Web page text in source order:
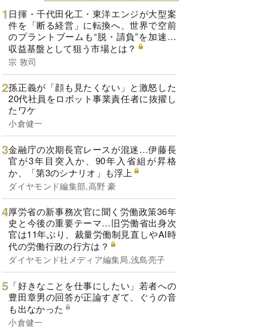
日揮・千代田化工・東洋エンジが大型案
件を「断る経営」に転換へ、世界で空前
のプラントブームも“脱・請負”を加速…
収益基盤として狙う市場とは？
宗 敦司
孫正義が「顔も見たくない」と激怒した
20代社員をロボット事業責任者に抜擢し
たワケ
小倉健一
金融庁の次期長官レースが混迷…伊藤長
官が3年目突入か、90年入省組が昇格
か、「第3のシナリオ」も浮上
ダイヤモンド編集部,高野 豪
厚労省の新事務次官に聞く労働政策36年
史と今後の重要テーマ…旧労働省出身次
官は11年ぶり、裁量労働制見直しやAI時
代の労働行政の行方は？
ダイヤモンド社メディア編集局,浅島亮子
「好きなことを仕事にしたい」若者への
豊田章男の回答が正論すぎて、ぐうの音
も出なかった
小倉健一